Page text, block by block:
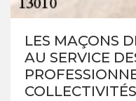
LES MAÇONS
AU SERVICE
COLLECTIVITÉS